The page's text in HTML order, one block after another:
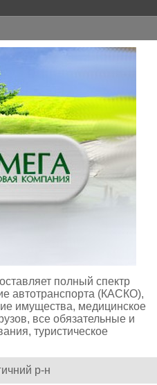
полный спектр
автотранспорта (КАСКО),
имущества, медицинское
все обязательные и
туристическое
р-н